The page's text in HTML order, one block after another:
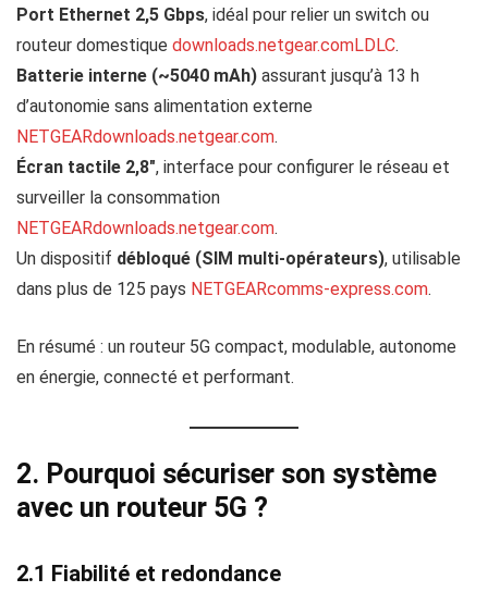
Port Ethernet 2,5 Gbps, idéal pour relier un switch ou
routeur domestique downloads.netgear.comLDLC.
Batterie interne (~5040 mAh) assurant jusqu’à 13 h
d’autonomie sans alimentation externe
NETGEARdownloads.netgear.com.
Écran tactile 2,8″, interface pour configurer le réseau et
surveiller la consommation
NETGEARdownloads.netgear.com.
Un dispositif débloqué (SIM multi-opérateurs), utilisable
dans plus de 125 pays NETGEARcomms-express.com.
En résumé : un routeur 5G compact, modulable, autonome
en énergie, connecté et performant.
2. Pourquoi sécuriser son système
avec un routeur 5G ?
2.1 Fiabilité et redondance